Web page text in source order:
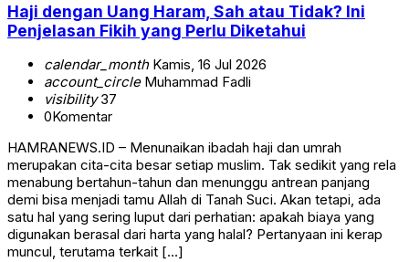
Haji dengan Uang Haram, Sah atau Tidak? Ini
Penjelasan Fikih yang Perlu Diketahui
calendar_monthKamis, 16 Jul 2026
account_circleMuhammad Fadli
visibility37
0Komentar
HAMRANEWS.ID – Menunaikan ibadah haji dan umrah
merupakan cita-cita besar setiap muslim. Tak sedikit yang rela
menabung bertahun-tahun dan menunggu antrean panjang
demi bisa menjadi tamu Allah di Tanah Suci. Akan tetapi, ada
satu hal yang sering luput dari perhatian: apakah biaya yang
digunakan berasal dari harta yang halal? Pertanyaan ini kerap
muncul, terutama terkait […]